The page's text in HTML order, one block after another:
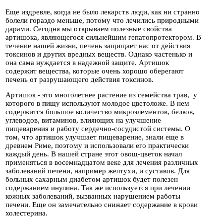
Еще издревле, когда не было лекарств люди, как ни странно
болели гораздо меньше, потому что лечились природными
дарами. Сегодня мы открываем полезные свойства
артишока, являющегося сильнейшим гепатопротектором. В
течение нашей жизни, печень защищает нас от действия
токсинов и других вредных веществ. Однако частенько и
она сама нуждается в надежной защите. Артишок
содержит вещества, которые очень хорошо оберегают
печень от разрушающего действия токсинов.
Артишок - это многолетнее растение из семейства трав, у
которого в пищу используют молодое цветоложе. В нем
содержится большое количество микроэлементов, белков,
углеводов, витаминов, влияющих на улучшение
пищеварения и работу сердечно-сосудистой системы. О
том, что артишок улучшает пищеварение, знали еще в
древнем Риме, поэтому и использовали его практически
каждый день. В нашей стране этот овощ-цветок начал
применяться в восемнадцатом веке для лечения различных
заболеваний печени, например желтухи, и суставов. Для
больных сахарным диабетом артишок будет полезен
содержанием инулина. Так же используется при лечении
кожных заболеваний, вызванных нарушением работы
печени. Еще он замечательно снижает содержание в крови
холестерина.